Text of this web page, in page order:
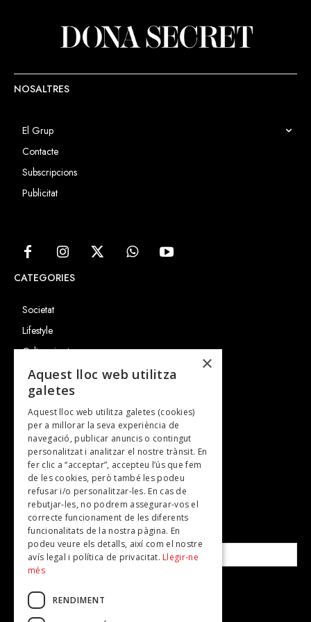
NOSALTRES
El Grup
Contacte
Subscripcions
Publicitat
CATEGORIES
Societat
Lifestyle
Cultura i art
Entrevistes
Gastronomia
TV
Plans per fer
Revistes
SUBSCRIU-TE A LA NOSTRA NEWSLETTER!
Correu electrònic*
Accepto lapolítica de privacitat
×
Aquest lloc web utilitza
galetes
Aquest lloc web utilitza galetes (cookies)
per a millorar la seva experiència de
navegació, publicar anuncis o contingut
personalitzat i analitzar el nostre trànsit. En
fer clic a “acceptar”, accepteu l’ús que fem
de les cookies, però també les podeu
refusar i/o personalitzar-les. En cas de
rebutjar-les, no podrem assegurar-vos el
correcte funcionament de les diferents
funcionalitats de la nostra pàgina. En
podeu veure els detalls, així com el nostre
avís legal i política de privacitat. Llegir-ne
més
RENDIMENT